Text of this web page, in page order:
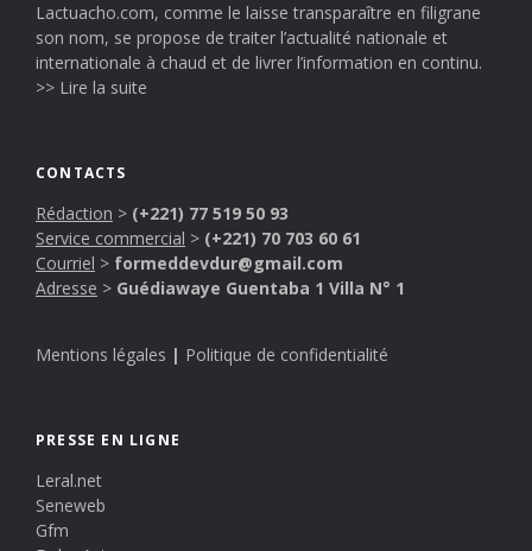
Lactuacho.com, comme le laisse transparaître en filigrane
son nom, se propose de traiter l’actualité nationale et
internationale à chaud et de livrer l’information en continu.
>> Lire la suite
CONTACTS
Rédaction > (+221) 77 519 50 93
Service commercial > (+221) 70 703 60 61
Courriel > formeddevdur@gmail.com
Adresse > Guédiawaye Guentaba 1 Villa N° 1
Mentions légales | Politique de confidentialité
PRESSE EN LIGNE
Leral.net
Seneweb
Gfm